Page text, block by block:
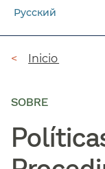
Русский
Ruta
navegación​​
Inicio​​
SOBRE